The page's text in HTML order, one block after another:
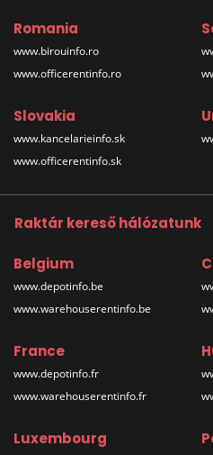
Romania
www.birouinfo.ro
www.officerentinfo.ro
Slovakia
www.kancelarieinfo.sk
www.officerentinfo.sk
Raktár kereső hálózatunk
Belgium
www.depotinfo.be
www.warehouserentinfo.be
France
www.depotinfo.fr
www.warehouserentinfo.fr
Luxembourg